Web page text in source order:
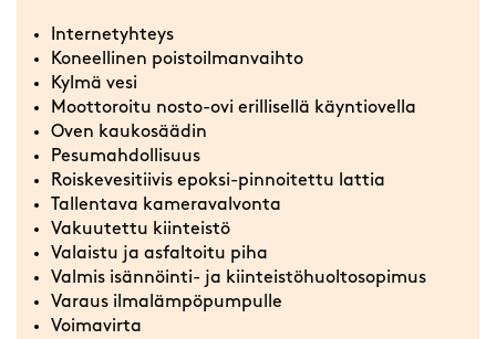
Internetyhteys
Koneellinen poistoilmanvaihto
Kylmä vesi
Moottoroitu nosto-ovi erillisellä käyntiovella
Oven kaukosäädin
Pesumahdollisuus
Roiskevesitiivis epoksi-pinnoitettu lattia
Tallentava kameravalvonta
Vakuutettu kiinteistö
Valaistu ja asfaltoitu piha
Valmis isännöinti- ja kiinteistöhuoltosopimus
Varaus ilmalämpöpumpulle
Voimavirta